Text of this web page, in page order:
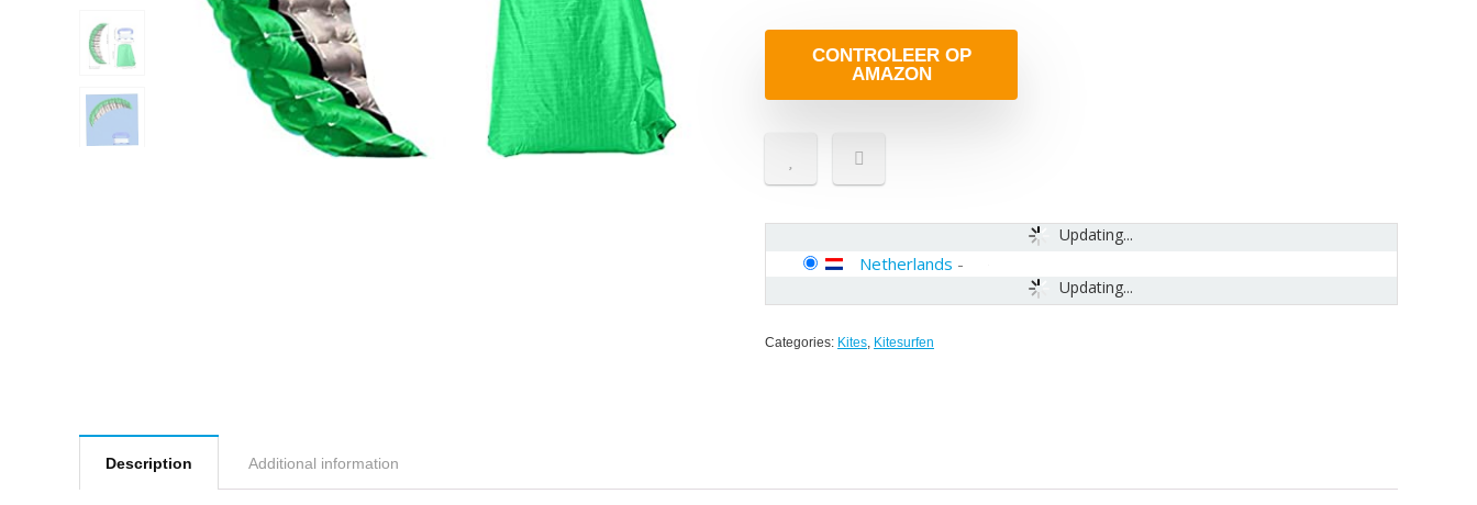
CONTROLEER OP
AMAZON
Updating...
Updating...
Netherlands -
Categories: Kites, Kitesurfen
Description Additional information